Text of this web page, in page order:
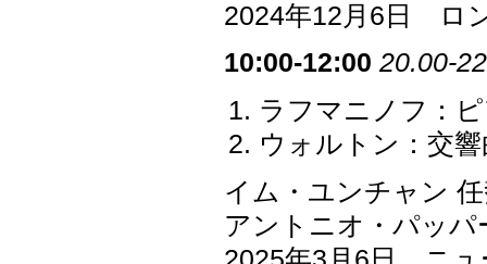
2024年12月6日 ロ
10:00-12:00 20.00-
ラフマニノフ：
ウォルトン：交
イム・ユンチャン
アントニオ・パッ